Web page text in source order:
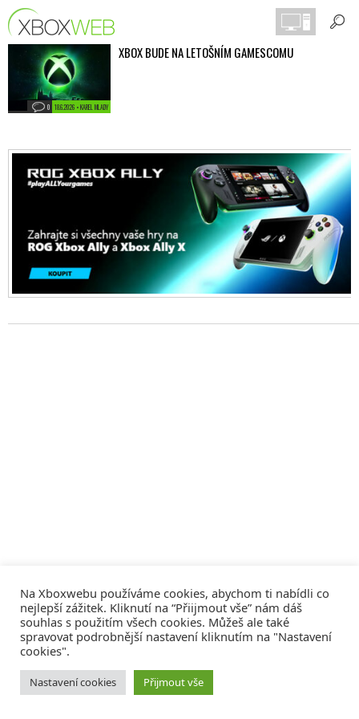
18.6.2026 • KAREL MLADY
0
XBOX BUDE NA LETOŠNÍM GAMESCOMU
Tvorba webů a sociální služby
Reklama – Inzerce –
Na Xboxwebu používáme cookies, abychom ti nabídli co
nejlepší zážitek. Kliknutí na “Přiijmout vše” nám dáš
souhlas s použitím všech cookies. Můžeš ale také
spravovat podrobnější nastavení kliknutím na "Nastavení
cookies".
Nastavení cookies Přijmout vše